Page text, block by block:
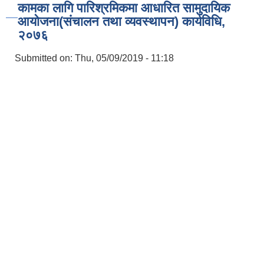
कामका लागि पारिश्रमिकमा आधारित सामुदायिक
आयोजना(संचालन तथा व्यवस्थापन) कार्यविधि,
२०७६
Submitted on: Thu, 05/09/2019 - 11:18